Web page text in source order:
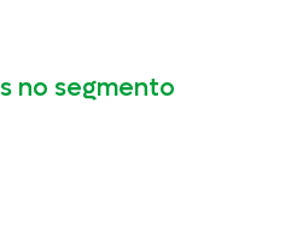
no segmento